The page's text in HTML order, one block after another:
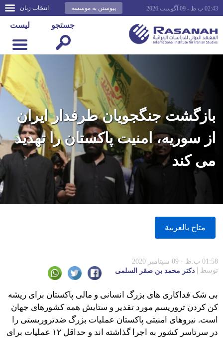
انتخاب زبان پیوستن به موسسه 02:43 ب.ظ - 09 آگوست 2026
لیست جستجو
بازگشت جنگجویان طرفدار ایران
از سوریه، امنیت پاکستان را تهدید
می کند
متاح بالعربية
01:58 ب.ظ - 09 سپتامبر 2020
توسط
دكتر محمد بن صقر السلمى
بی شک فداکاری های بزرگ انسانی و مالی پاکستان برای ریشه
کن کردن تروریسم مورد تقدیر و ستایش همه کشورهای جهان
است. نیروهای امنیتی پاکستان عملیات بزرگ ضدتروریستی را
در سرتاسر کشور به اجرا گذاشته اند و حداقل ۱۲ عملیات برای